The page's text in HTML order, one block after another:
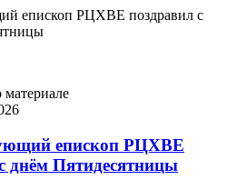
епископ РЦХВЕ поздравил с
епископ РЦХВЕ
днём Пятидесятницы